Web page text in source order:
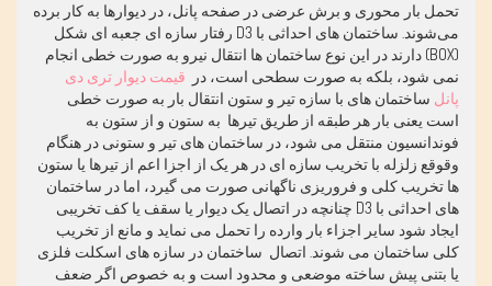
تحمل بار محوری و برش عرضی در صفحه پانل، در دیوارها به کار برده
می‌شوند. ساختمان های احداثی با 3
D رفتار سازه ای جعبه ای شکل
(
BOX) دارند در این نوع ساختمان ها انتقال نیرو به صورت خطی انجام
نمی شود، بلکه به صورت سطحی است، در قیمت دیوار تری دی
پانل ساختمان های با سازه تیر و ستون انتقال بار به صورت خطی
است یعنی بار هر طبقه از طریق تیرها به ستون و از ستون به
فوندانسیون منتقل می شود، در ساختمان های تیر و ستونی در هنگام
وقوقع زلزله با تخریب سازه ای در هر یک از اجزا اعم از تیرها یا ستون
ها تخریب کلی و فروریزی ناگهانی صورت می گیرد، اما در ساختمان
های احداثی با 3
D چنانچه در اتصال یک دیوار یا سقف یا کف تخریبی
ایجاد شود سایر اجزاء بار وارده را تحمل می نماید و مانع از تخریب
کلی ساختمان می شوند. اتصال ساختمان در سازه های اسکلت فلزی
یا بتنی پیش ساخته موضعی و محدود است و به خصوص اگر ضعف